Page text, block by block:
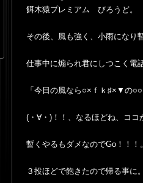
餌木猿プレミアム びろうど。
その後、風も強く、小雨になり
仕事中に煽られ君にしつこく電話
「今日の風なら○×ｆｋ♯×▼の
(・∀・)！！、なるほどね、ココ
暫くやるもダメなのでGo！！！。
３投ほどで飽きたので帰る事に。